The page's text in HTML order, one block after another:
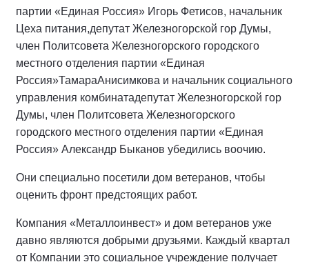
партии «Единая Россия» Игорь Фетисов, начальник
Цеха питания,депутат Железногорской гор Думы,
член Политсовета Железногорского городского
местного отделения партии «Единая
Россия»ТамараАнисимкова и начальник соци­ального
управления комбинатадепутат Железногорской гор
Думы, член Политсовета Железногорского
городского местного отделения партии «Единая
Россия» Александр Быканов убедились во­очию.
Они специально посетили дом ветеранов, чтобы
оценить фронт предстоящих работ.
Компания «Металлоинвест» и дом ветеранов уже
давно явля­ются добрыми друзьями. Каждый квартал
от Компании это соци­альное учреждение получает